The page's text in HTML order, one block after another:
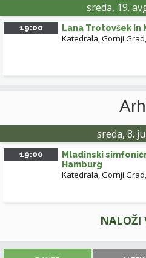
sreda, 19.
19:00 Lana Trotovšek in
Katedrala, Gornji Grad,
sreda, 8.
19:00
Mladinski
Hamburg
Katedrala, Gornji Grad,
NALOŽI
RSS